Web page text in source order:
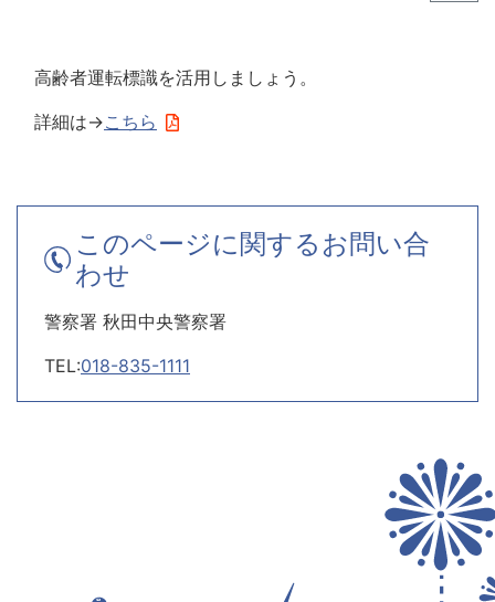
高齢者運転標識を活用しましょう。
詳細は→こちら
このページに関するお問い合
わせ
警察署 秋田中央警察署
TEL:018-835-1111